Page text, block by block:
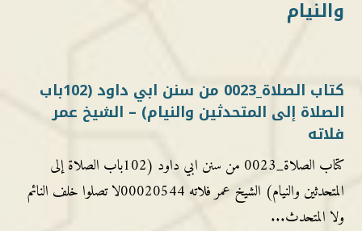
والنيام
كتاب الصلاة_0023 من سنن ابي داود (102باب
الصلاة إلى المتحدثين والنيام) – الشيخ عمر
فلاته
كتاب الصلاة_0023 من سنن ابي داود (102باب الصلاة إلى
المتحدثين والنيام) الشيخ عمر فلاته 00020544لا تصلوا خلف النائم
ولا المتحدث...